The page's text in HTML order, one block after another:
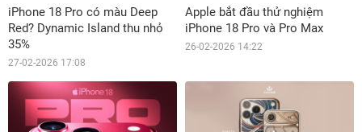
iPhone 18 Pro có màu Deep
Red? Dynamic Island thu nhỏ
35%
27-02-2026 17:08
Apple bắt đầu thử nghiệm
iPhone 18 Pro và Pro Max
26-02-2026 14:22